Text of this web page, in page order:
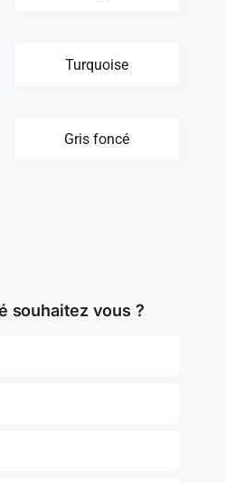
Turquoise
Gris foncé
souhaitez vous ?